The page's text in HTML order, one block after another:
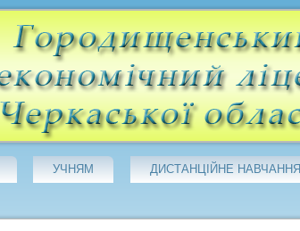
УЧНЯМ ДИСТАНЦІЙНЕ НАВЧАННЯ